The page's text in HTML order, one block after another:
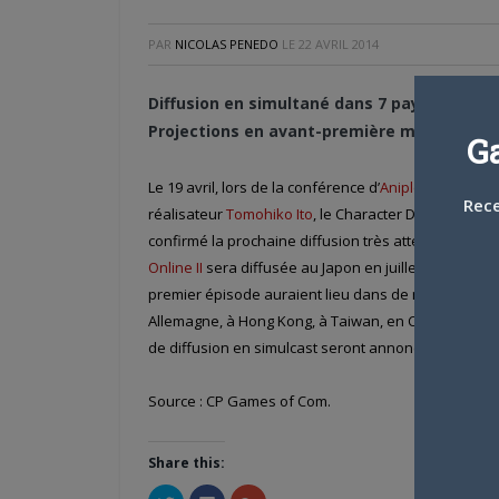
PAR NICOLAS PENEDO LE 22 AVRIL 2014
Diffusion en simultané dans 7 pays
Projections en avant-première mondiale en
Le 19 avril, lors de la conférence d’Aniplex
réalisateurTomohiko Ito , le Character Designer
confirmé la prochaine diffusion très attendue de la
Online II sera diffusée au Japon en juillet prochain.
premier épisode auraient lieu dans de nombreux
Allemagne, à Hong Kong, à Taiwan, en Corée et au
de diffusion en simulcast seront annoncées bientôt.
Source : CP Games of Com.
Share this: